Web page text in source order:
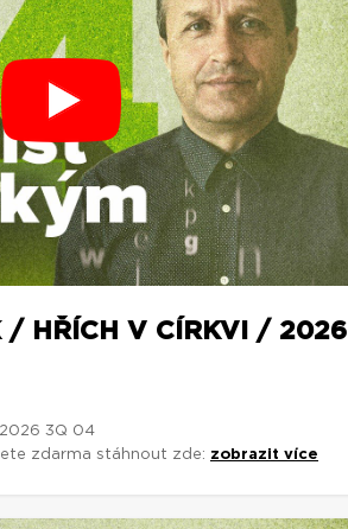
/ HŘÍCH V CÍRKVI / 2026
3Q 04
zdarma stáhnout zde: zobrazit více